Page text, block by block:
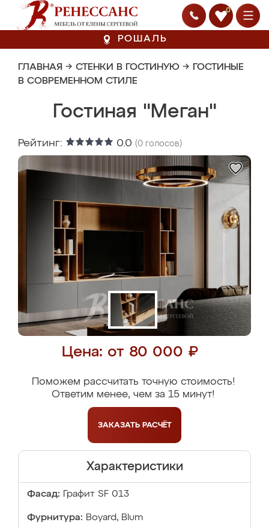
0
РОШАЛЬ
ГЛАВНАЯ → СТЕНКИ В ГОСТИНУЮ → ГОСТИНЫЕ
В СОВРЕМЕННОМ СТИЛЕ
Гостиная "Меган"
Рейтинг: 0.0 (0 голосов)
Цена: от 80 000 ₽
Поможем рассчитать точную стоимость!
Ответим менее, чем за 15 минут!
ЗАКАЗАТЬ РАСЧЁТ
Характеристики
Фасад: Графит SF 013
Фурнитура: Boyard, Blum